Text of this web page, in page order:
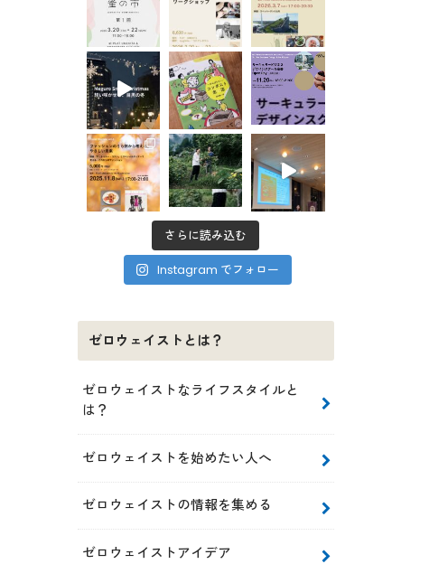
さらに読み込む
Instagram でフォロー
ゼロウェイストとは？
ゼロウェイストなライフスタイルと
は？
ゼロウェイストを始めたい人へ
ゼロウェイストの情報を集める
ゼロウェイストアイデア